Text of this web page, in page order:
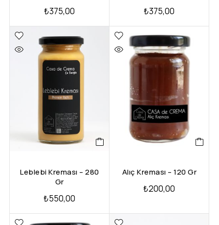
₺375,00 ₺375,00
Leblebi Kreması – 280
Gr
₺550,00
Alıç Kreması – 120 Gr
₺200,00